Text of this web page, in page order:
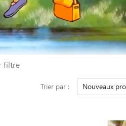
filtre
Trier par : Nouveaux